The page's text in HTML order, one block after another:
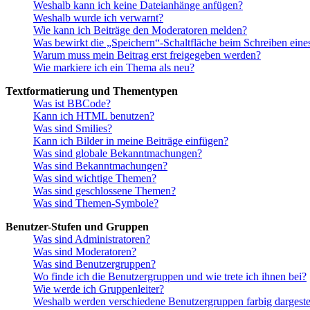
Weshalb kann ich keine Dateianhänge anfügen?
Weshalb wurde ich verwarnt?
Wie kann ich Beiträge den Moderatoren melden?
Was bewirkt die „Speichern“-Schaltfläche beim Schreiben
Warum muss mein Beitrag erst freigegeben werden?
Wie markiere ich ein Thema als neu?
Textformatierung und Thementypen
Was ist BBCode?
Kann ich HTML benutzen?
Was sind Smilies?
Kann ich Bilder in meine Beiträge einfügen?
Was sind globale Bekanntmachungen?
Was sind Bekanntmachungen?
Was sind wichtige Themen?
Was sind geschlossene Themen?
Was sind Themen-Symbole?
Benutzer-Stufen und Gruppen
Was sind Administratoren?
Was sind Moderatoren?
Was sind Benutzergruppen?
Wo finde ich die Benutzergruppen und wie trete ich ihnen bei?
Wie werde ich Gruppenleiter?
Weshalb werden verschiedene Benutzergruppen farbig